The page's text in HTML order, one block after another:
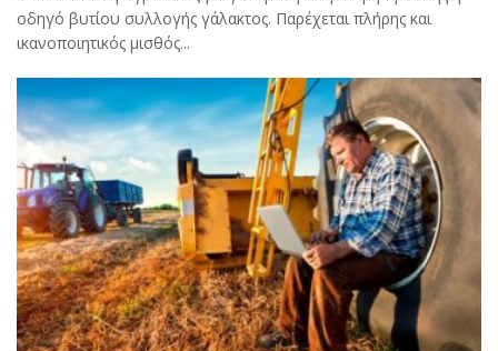
οδηγό βυτίου συλλογής γάλακτος. Παρέχεται πλήρης και
ικανοποιητικός μισθός...